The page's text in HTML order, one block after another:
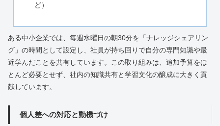
ど）
ある中小企業では、毎週水曜日の朝30分を「ナレッジシェアリン
グ」の時間として設定し、社員が持ち回りで自分の専門知識や最
近学んだことを共有しています。この取り組みは、追加予算をほ
とんど必要とせず、社内の知識共有と学習文化の醸成に大きく貢
献しています。
個人差への対応と動機づけ